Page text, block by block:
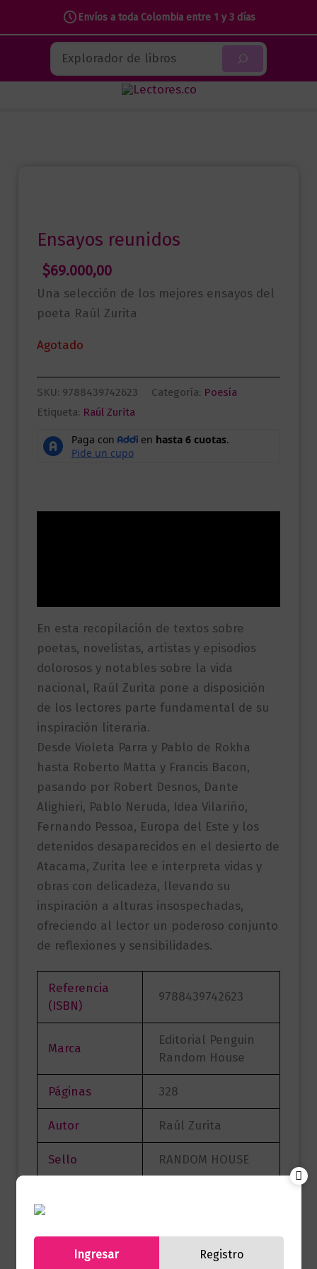
Envíos a toda Colombia entre 1 y 3 días
contenido
Buscar
Ensayos reunidos
$69.000,00
Una selección de los mejores ensayos del
poeta Raúl Zurita
Agotado
SKU: 9788439742623 Categoría: Poesía
Etiqueta: Raúl Zurita
En esta recopilación de textos sobre
poetas, novelistas, artistas y episodios
dolorosos y notables sobre la vida
nacional, Raúl Zurita pone a disposición
de los lectores parte fundamental de su
inspiración literaria.
Desde Violeta Parra y Pablo de Rokha
hasta Roberto Matta y Francis Bacon,
pasando por Robert Desnos, Dante
Alighieri, Pablo Neruda, Idea Vilariño,
Fernando Pessoa, Europa del Este y los
detenidos desaparecidos en el desierto de
Atacama, Zurita lee e interpreta vidas y
obras con delicadeza, llevando su
inspiración a alturas insospechadas,
ofreciendo al lector un poderoso conjunto
de reflexiones y sensibilidades.
Referencia
(ISBN)
9788439742623
Marca
Editorial Penguin
Random House
Páginas 328
Autor Raúl Zurita
Sello RANDOM HOUSE
Ingresar Registro